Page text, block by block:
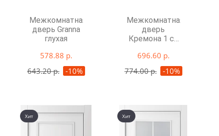
Межкомнатная
дверь Granna
глухая
578.88 р.
643.20 р.
-10%
Межкомнатная
дверь
Кремона 1 со
696.60 р.
774.00 р.
-10%
Хит Хит